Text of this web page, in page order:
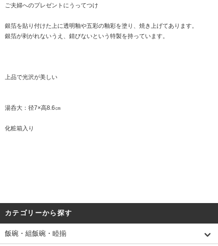
ご夫婦へのプレゼントにうってつけ
銀箔を貼り付けた上に透明釉や五彩の釉彩を塗り、焼き上げてあります。
銀箔が剥がれないうえ、錆びないという特製を持っています。
上品で光沢が美しい
湯呑大：径7×高8.6㎝
化粧箱入り
カテゴリーから探す
飯碗・組飯碗・睦揃